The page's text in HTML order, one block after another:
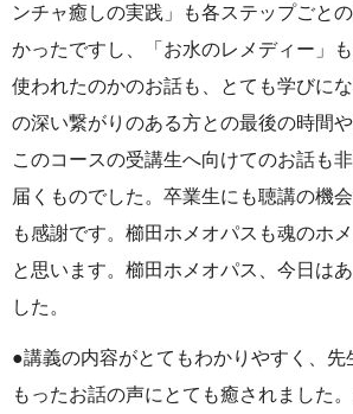
ンチャ癒しの実践」も各ステップごと
かったですし、「お水のレメディー」
使われたのかのお話も、とても学びに
の深い繋がりのある方との最後の時間や
このコースの受講生へ向けてのお話も
届くものでした。卒業生にも聴講の機
も感謝です。櫛田ホメオパスも魂のホ
と思います。櫛田ホメオパス、今日は
した。
●講義の内容がとてもわかりやすく、先
もったお話の声にとても癒されました